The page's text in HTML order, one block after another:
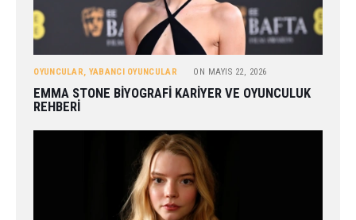
OYUNCULAR, YABANCI OYUNCULAR ON MAYIS 22, 2026
EMMA STONE BIYOGRAFI KARIYER VE OYUNCULUK
REHBERI